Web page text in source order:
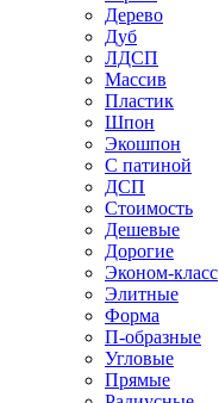
Дерево
Дуб
ЛДСП
Массив
Пластик
Шпон
Экошпон
С патиной
ДСП
Стоимость
Дешевые
Дорогие
Эконом-класс
Элитные
Форма
П-образные
Угловые
Прямые